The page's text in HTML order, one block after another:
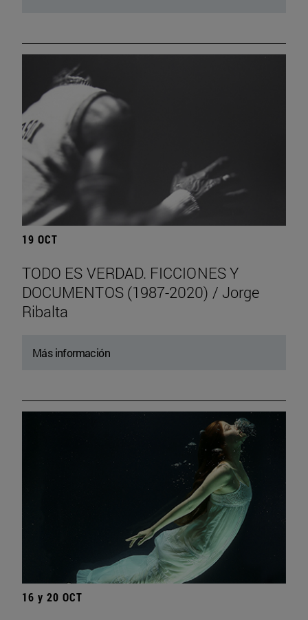
19 OCT
TODO ES VERDAD. FICCIONES Y
DOCUMENTOS (1987-2020) / Jorge
Ribalta
Más información
16 y 20 OCT